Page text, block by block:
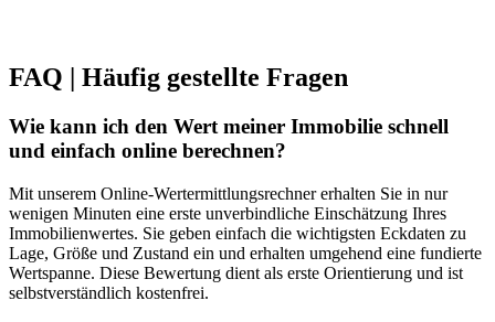
FAQ | Häufig gestellte Fragen
Wie kann ich den Wert meiner Immobilie schnell
und einfach online berechnen?
Mit unserem Online-Wertermittlungsrechner erhalten Sie in nur
wenigen Minuten eine erste unverbindliche Einschätzung Ihres
Immobilienwertes. Sie geben einfach die wichtigsten Eckdaten zu
Lage, Größe und Zustand ein und erhalten umgehend eine fundierte
Wertspanne. Diese Bewertung dient als erste Orientierung und ist
selbstverständlich kostenfrei.